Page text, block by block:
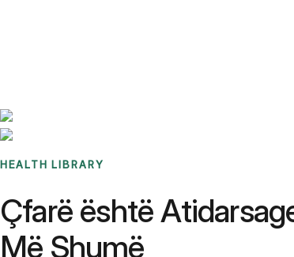
HEALTH LIBRARY
Çfarë është
Më Shumë